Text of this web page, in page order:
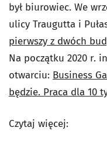
był biurowiec. We
ulicy Traugutta i
pierwszy z dwóch
Na początku 2020 r.
otwarciu: Business
będzie. Praca dla 10
Czytaj więcej: